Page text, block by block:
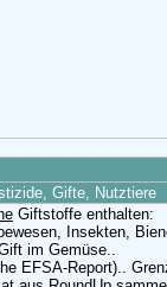
Gifte, Nutztiere
Giftstoffe enthalten:
Insekten,
im Gemüse..
EFSA-Report)..